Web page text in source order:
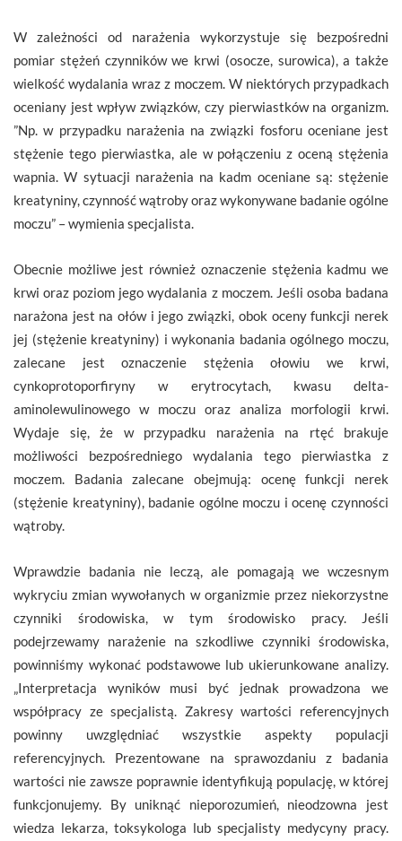
W zależności od narażenia wykorzystuje się bezpośredni
pomiar stężeń czynników we krwi (osocze, surowica), a także
wielkość wydalania wraz z moczem. W niektórych przypadkach
oceniany jest wpływ związków, czy pierwiastków na organizm.
”Np. w przypadku narażenia na związki fosforu oceniane jest
stężenie tego pierwiastka, ale w połączeniu z oceną stężenia
wapnia. W sytuacji narażenia na kadm oceniane są: stężenie
kreatyniny, czynność wątroby oraz wykonywane badanie ogólne
moczu” – wymienia specjalista.
Obecnie możliwe jest również oznaczenie stężenia kadmu we
krwi oraz poziom jego wydalania z moczem. Jeśli osoba badana
narażona jest na ołów i jego związki, obok oceny funkcji nerek
jej (stężenie kreatyniny) i wykonania badania ogólnego moczu,
zalecane jest oznaczenie stężenia ołowiu we krwi,
cynkoprotoporfiryny w erytrocytach, kwasu delta-
aminolewulinowego w moczu oraz analiza morfologii krwi.
Wydaje się, że w przypadku narażenia na rtęć brakuje
możliwości bezpośredniego wydalania tego pierwiastka z
moczem. Badania zalecane obejmują: ocenę funkcji nerek
(stężenie kreatyniny), badanie ogólne moczu i ocenę czynności
wątroby.
Wprawdzie badania nie leczą, ale pomagają we wczesnym
wykryciu zmian wywołanych w organizmie przez niekorzystne
czynniki środowiska, w tym środowisko pracy. Jeśli
podejrzewamy narażenie na szkodliwe czynniki środowiska,
powinniśmy wykonać podstawowe lub ukierunkowane analizy.
„Interpretacja wyników musi być jednak prowadzona we
współpracy ze specjalistą. Zakresy wartości referencyjnych
powinny uwzględniać wszystkie aspekty populacji
referencyjnych. Prezentowane na sprawozdaniu z badania
wartości nie zawsze poprawnie identyfikują populację, w której
funkcjonujemy. By uniknąć nieporozumień, nieodzowna jest
wiedza lekarza, toksykologa lub specjalisty medycyny pracy.